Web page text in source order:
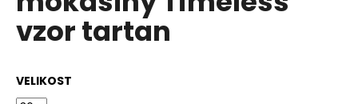
5
hvězdiček.
vzor tartan
VELIKOST
u
j
m
e